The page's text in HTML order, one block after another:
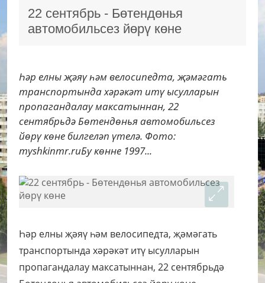
22 сентябрь - Бөтендөнья
автомобильсез йөрү көне
Һәр елны җәяү һәм велосипедта, җәмәгать
транспортында хәрәкәт итү ысулларын
пропагандалау максатыннан, 22
сентябрьдә Бөтендөнья автомобильсез
йөрү көне билгеләп үтелә. Фото:
myshkinmr.ruБу көнне 1997...
Һәр елны җәяү һәм велосипедта, җәмәгать
транспортында хәрәкәт итү ысулларын
пропагандалау максатыннан, 22 сентябрьдә